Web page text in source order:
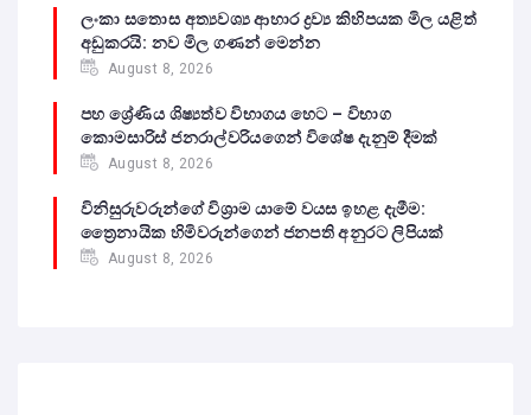
ලංකා සතොස අත්‍යවශ්‍ය ආහාර ද්‍රව්‍ය කිහිපයක මිල යළිත්
අඩුකරයි: නව මිල ගණන් මෙන්න
August 8, 2026
පහ ශ්‍රේණිය ශිෂ්‍යත්ව විභාගය හෙට – විභාග
කොමසාරිස් ජනරාල්වරියගෙන් විශේෂ දැනුම් දීමක්
August 8, 2026
විනිසුරුවරුන්ගේ විශ්‍රාම යාමේ වයස ඉහළ දැමීම:
ත්‍රෛනායික හිමිවරුන්ගෙන් ජනපති අනුරට ලිපියක්
August 8, 2026